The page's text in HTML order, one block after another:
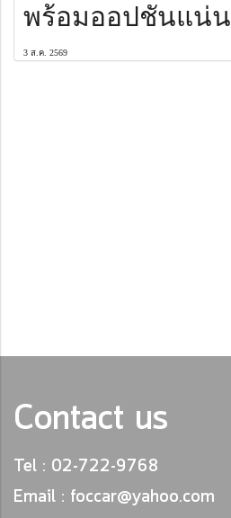
พร้อมออปชันแน่น
3 ส.ค. 2569
Contact us
Tel : 02-722-9768
Email : foccar@yahoo.com